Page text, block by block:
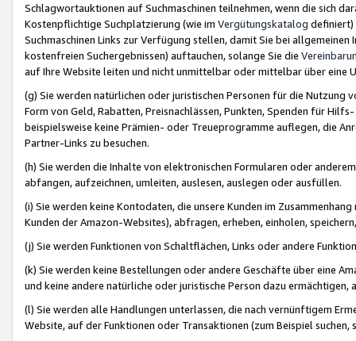
Schlagwortauktionen auf Suchmaschinen teilnehmen, wenn die sich
Kostenpflichtige Suchplatzierung (wie im Vergütungskatalog definiert)
Suchmaschinen Links zur Verfügung stellen, damit Sie bei
kostenfreien Suchergebnissen) auftauchen, solange Sie die
auf Ihre Website leiten und nicht unmittelbar oder mittelbar über eine
(g) Sie werden natürlichen oder juristischen Personen für die Nutzung
Form von Geld, Rabatten, Preisnachlässen, Punkten, Spenden für
beispielsweise keine Prämien- oder Treueprogramme auflegen, die
Partner-Links zu besuchen.
(h) Sie werden die Inhalte von elektronischen Formularen oder
abfangen, aufzeichnen, umleiten, auslesen, auslegen oder ausfüllen.
(i) Sie werden keine Kontodaten, die unsere Kunden im
Kunden der Amazon-Websites), abfragen, erheben, einholen,
(j) Sie werden Funktionen von Schaltflächen, Links oder andere
(k) Sie werden keine Bestellungen oder andere Geschäfte über eine
und keine andere natürliche oder juristische Person dazu
(l) Sie werden alle Handlungen unterlassen, die nach vernünftigem
Website, auf der Funktionen oder Transaktionen (zum Beispiel